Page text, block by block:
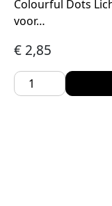
Colourful Dots
voor…
€ 2,85